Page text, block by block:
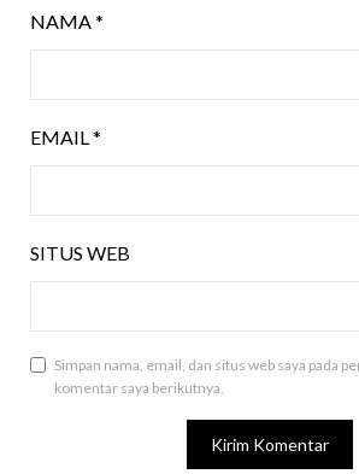
NAMA*
EMAIL*
SITUS WEB
Simpan nama, email, dan situs web saya pada
komentar saya berikutnya.